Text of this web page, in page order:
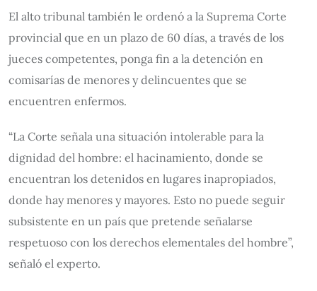
El alto tribunal también le ordenó a la Suprema Corte
provincial que en un plazo de 60 días, a través de los
jueces competentes, ponga fin a la detención en
comisarías de menores y delincuentes que se
encuentren enfermos.
“La Corte señala una situación intolerable para la
dignidad del hombre: el hacinamiento, donde se
encuentran los detenidos en lugares inapropiados,
donde hay menores y mayores. Esto no puede seguir
subsistente en un país que pretende señalarse
respetuoso con los derechos elementales del hombre”,
señaló el experto.